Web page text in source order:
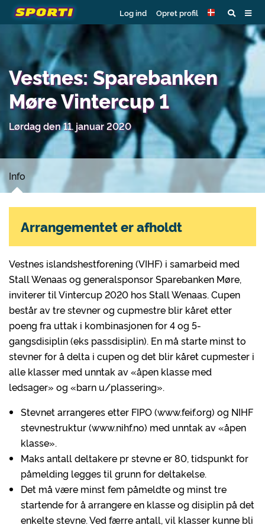
Log ind Opret profil
Vestnes: Sparebanken
Møre Vintercup 1
Lørdag den 11. januar 2020
Info
Vestnes islandshestforening (VIHF) i samarbeid med
Stall Wenaas og generalsponsor Sparebanken Møre,
inviterer til Vintercup 2020 hos Stall Wenaas. Cupen
består av tre stevner og cupmestre blir kåret etter
poeng fra uttak i kombinasjonen for 4 og 5-
gangsdisiplin (eks passdisiplin). En må starte minst to
stevner for å delta i cupen og det blir kåret cupmester i
alle klasser med unntak av «åpen klasse med
ledsager» og «barn u/plassering».
Stevnet arrangeres etter FIPO (www.feif.org) og NIHF
stevnestruktur (www.nihf.no) med unntak av «åpen
klasse».
Maks antall deltakere pr stevne er 80, tidspunkt for
påmelding legges til grunn for deltakelse.
Det må være minst fem påmeldte og minst tre
startende for å arrangere en klasse og disiplin på det
enkelte stevne. Ved færre antall, vil klasser kunne bli
Arrangementet er afholdt